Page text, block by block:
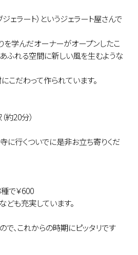
ェラート）というジェラート屋さんで
を学んだオーナーがオープンしたこ
ふれる空間に新しい風を生むような
こだわって作られています。
20分）
に行くついでに是非お立ち寄りくだ
で￥600
ども充実しています。
で、これからの時期にピッタリです